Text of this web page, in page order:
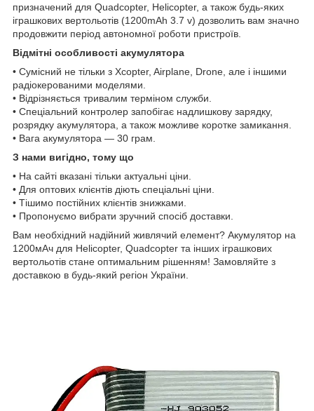
призначений для Quadcopter, Helicopter, а також будь-яких
іграшкових вертольотів (1200mAh 3.7 v) дозволить вам значно
продовжити період автономної роботи пристроїв.
Відмітні особливості акумулятора
• Сумісний не тільки з Xcopter, Airplane, Drone, але і іншими
радіокерованими моделями.
• Відрізняється тривалим терміном служби.
• Спеціальний контролер запобігає надлишкову зарядку,
розрядку акумулятора, а також можливе коротке замикання.
• Вага акумулятора — 30 грам.
З нами вигідно, тому що
• На сайті вказані тільки актуальні ціни.
• Для оптових клієнтів діють спеціальні ціни.
• Тішимо постійних клієнтів знижками.
• Пропонуємо вибрати зручний спосіб доставки.
Вам необхідний надійний живлячий елемент? Акумулятор на
1200мАч для Helicopter, Quadcopter та інших іграшкових
вертольотів стане оптимальним рішенням! Замовляйте з
доставкою в будь-який регіон України.